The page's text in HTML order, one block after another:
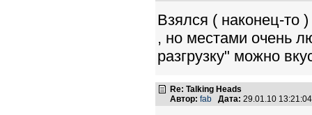
Взялся ( наконец-то
, но местами очень
разгрузку" можно
Re: Talking Heads
Автор: fab Дата: 29.01.10